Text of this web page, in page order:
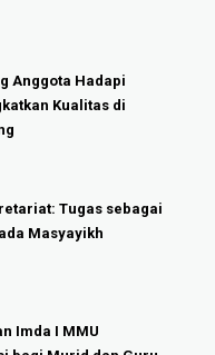
Anggota Hadapi
Kualitas di
Tugas sebagai
Masyayikh
Imda I MMU